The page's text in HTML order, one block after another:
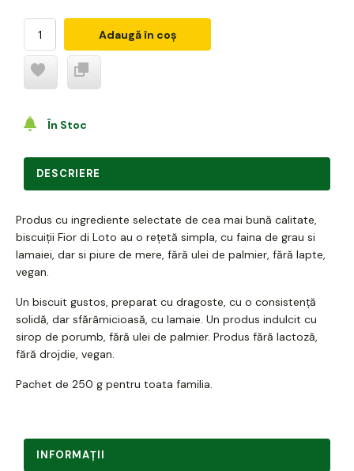
Adaugă în coș
În Stoc
DESCRIERE
Produs cu ingrediente selectate de cea mai bună calitate,
biscuiții Fior di Loto au o rețetă simpla, cu faina de grau si
lamaiei, dar si piure de mere, fără ulei de palmier, fără lapte,
vegan.
Un biscuit gustos, preparat cu dragoste, cu o consistență
solidă, dar sfărâmicioasă, cu lamaie. Un produs indulcit cu
sirop de porumb, fără ulei de palmier. Produs fără lactoză,
fără drojdie, vegan.
Pachet de 250 g pentru toata familia.
INFORMAŢII